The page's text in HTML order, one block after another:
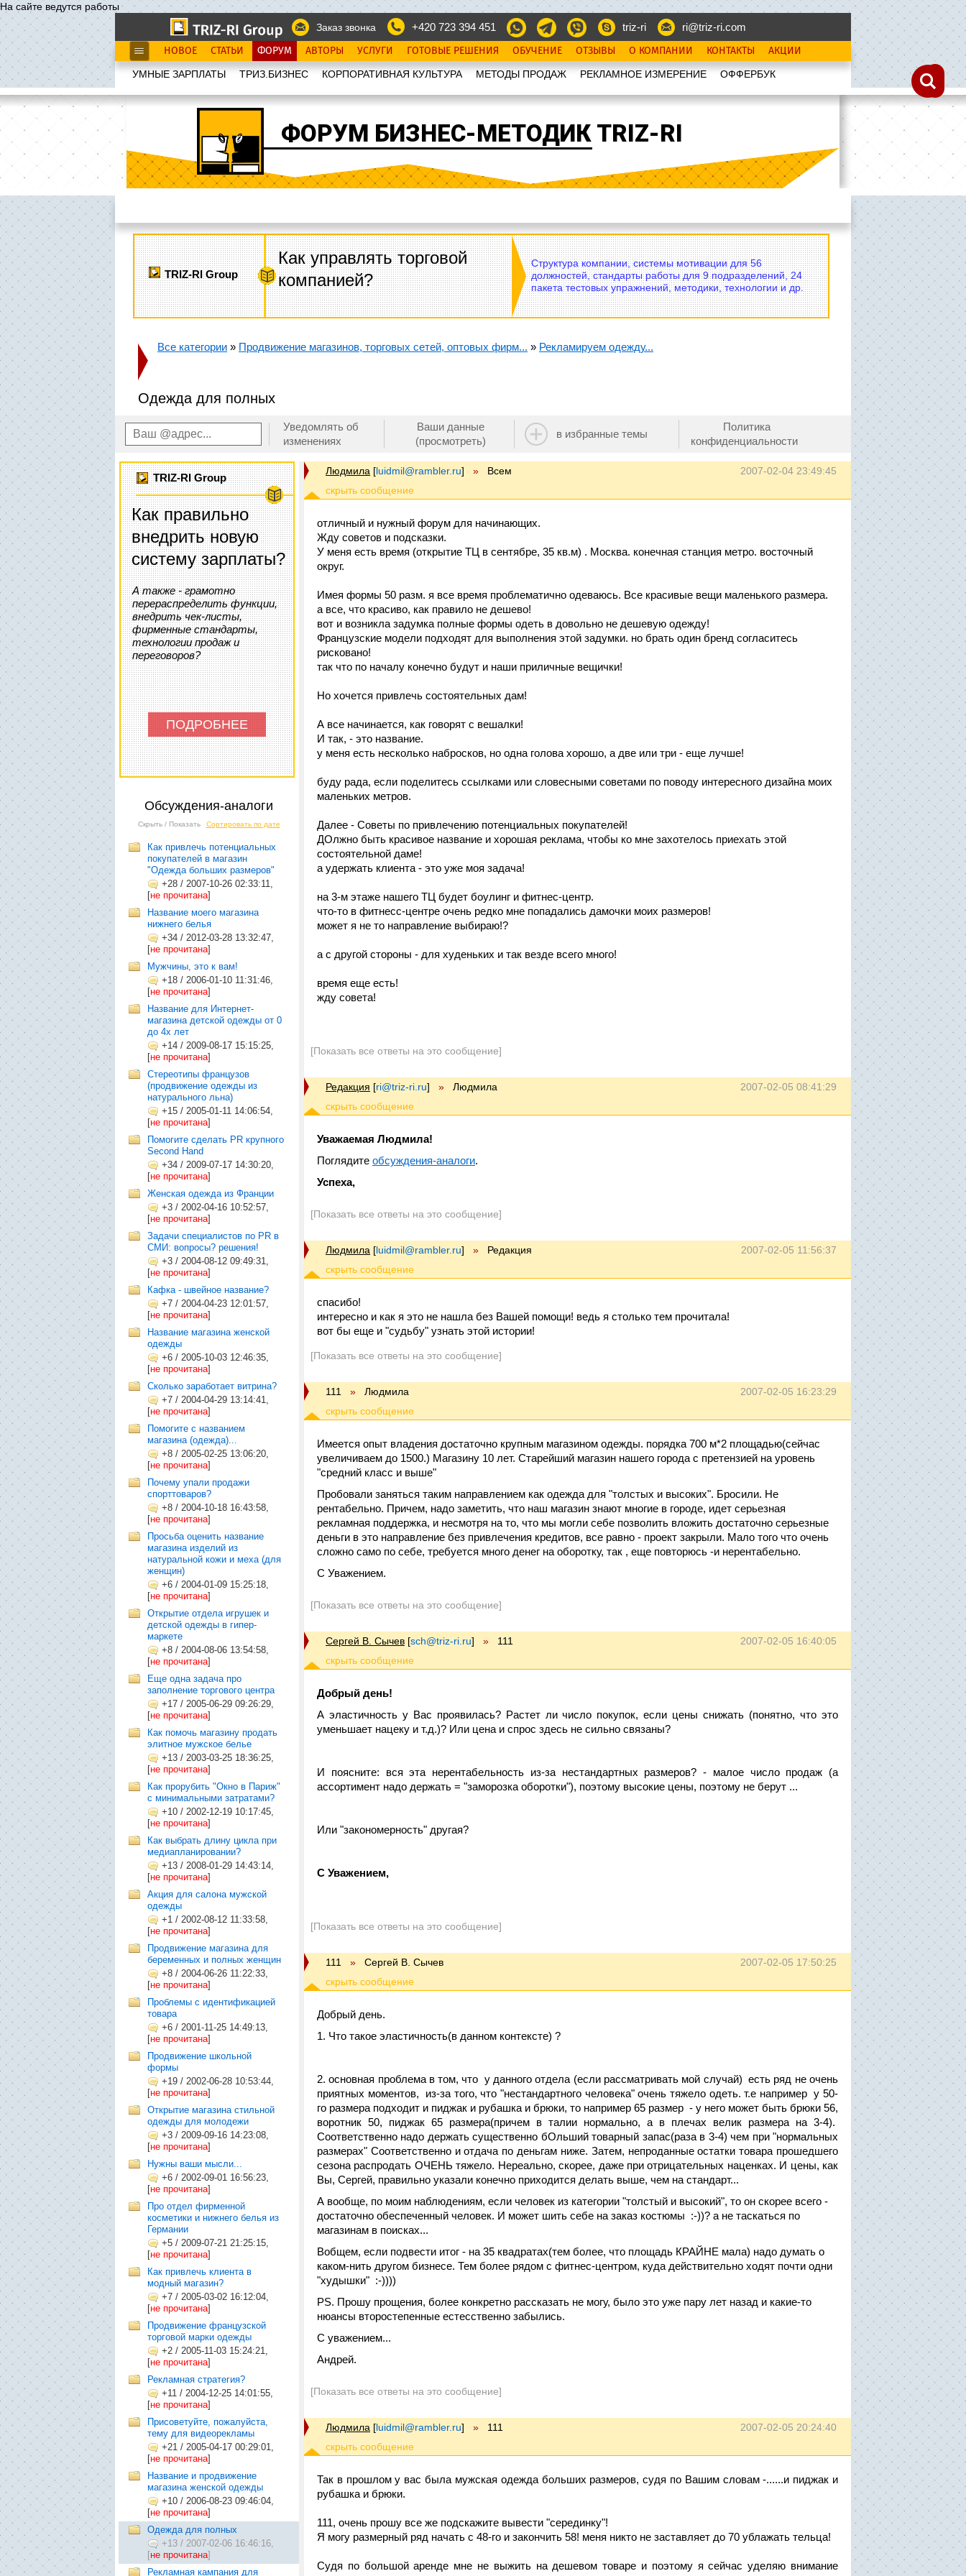
На сайте ведутся работы
Заказ звонка
+420 723 394 451 triz-ri ri@triz-ri.com
НОВОЕ СТАТЬИ ФОРУМ АВТОРЫ УСЛУГИ ГОТОВЫЕ РЕШЕНИЯ ОБУЧЕНИЕ ОТЗЫВЫ О КОМПАНИИ КОНТАКТЫ АКЦИИ
УМНЫЕ ЗАРПЛАТЫ ТРИЗ.БИЗНЕС КОРПОРАТИВНАЯ КУЛЬТУРА МЕТОДЫ ПРОДАЖ РЕКЛАМНОЕ ИЗМЕРЕНИЕ OФФЕРБУК
ФОРУМ БИЗНЕС-МЕТОДИК TRIZ-RI
TRIZ-RI Group
Как управлять торговой
компанией?
Структура компании, системы мотивации для 56
должностей, стандарты работы для 9 подразделений, 24
пакета тестовых упражнений, методики, технологии и др.
Все категории » Продвижение магазинов, торговых сетей, оптовых фирм... » Рекламируем одежду...
Одежда для полных
Уведомлять об
изменениях
Ваши данные
(просмотреть)
в избранные темы
Политика
конфиденциальности
TRIZ-RI Group
Как правильно
внедрить новую
систему зарплаты?
А также - грамотно
перераспределить функции,
внедрить чек-листы,
фирменные стандарты,
технологии продаж и
переговоров?
ПОДРОБНЕЕ
Обсуждения-аналоги
Скрыть / Показать Сортировать по дате
Как привлечь потенциальных
покупателей в магазин
"Одежда больших размеров"
+28 / 2007-10-26 02:33:11,
[не прочитана]
Название моего магазина
нижнего белья
+34 / 2012-03-28 13:32:47,
[не прочитана]
Мужчины, это к вам!
+18 / 2006-01-10 11:31:46,
[не прочитана]
Название для Интернет-
магазина детской одежды от 0
до 4х лет
+14 / 2009-08-17 15:15:25,
[не прочитана]
Стереотипы французов
(продвижение одежды из
натурального льна)
+15 / 2005-01-11 14:06:54,
[не прочитана]
Помогите сделать PR крупного
Second Hand
+34 / 2009-07-17 14:30:20,
[не прочитана]
Женская одежда из Франции
+3 / 2002-04-16 10:52:57,
[не прочитана]
Задачи специалистов по PR в
СМИ: вопросы? решения!
+3 / 2004-08-12 09:49:31,
[не прочитана]
Кафка - швейное название?
+7 / 2004-04-23 12:01:57,
[не прочитана]
Название магазина женской
одежды
+6 / 2005-10-03 12:46:35,
[не прочитана]
Сколько заработает витрина?
+7 / 2004-04-29 13:14:41,
[не прочитана]
Помогите с названием
магазина (одежда)...
+8 / 2005-02-25 13:06:20,
[не прочитана]
Почему упали продажи
спорттоваров?
+8 / 2004-10-18 16:43:58,
[не прочитана]
Просьба оценить название
магазина изделий из
натуральной кожи и меха (для
женщин)
+6 / 2004-01-09 15:25:18,
[не прочитана]
Открытие отдела игрушек и
детской одежды в гипер-
маркете
+8 / 2004-08-06 13:54:58,
[не прочитана]
Еще одна задача про
заполнение торгового центра
+17 / 2005-06-29 09:26:29,
[не прочитана]
Как помочь магазину продать
элитное мужское белье
+13 / 2003-03-25 18:36:25,
[не прочитана]
Как прорубить "Окно в Париж"
с минимальными затратами?
+10 / 2002-12-19 10:17:45,
[не прочитана]
Как выбрать длину цикла при
медиапланировании?
+13 / 2008-01-29 14:43:14,
[не прочитана]
Акция для салона мужской
одежды
+1 / 2002-08-12 11:33:58,
[не прочитана]
Продвижение магазина для
беременных и полных женщин
+8 / 2004-06-26 11:22:33,
[не прочитана]
Проблемы с идентификацией
товара
+6 / 2001-11-25 14:49:13,
[не прочитана]
Продвижение школьной
формы
+19 / 2002-06-28 10:53:44,
[не прочитана]
Открытие магазина стильной
одежды для молодежи
+3 / 2009-09-16 14:23:08,
[не прочитана]
Нужны ваши мысли...
+6 / 2002-09-01 16:56:23,
[не прочитана]
Про отдел фирменной
косметики и нижнего белья из
Германии
+5 / 2009-07-21 21:25:15,
[не прочитана]
Как привлечь клиента в
модный магазин?
+7 / 2005-03-02 16:12:04,
[не прочитана]
Продвижение французской
торговой марки одежды
+2 / 2005-11-03 15:24:21,
[не прочитана]
Рекламная стратегия?
+11 / 2004-12-25 14:01:55,
[не прочитана]
Присоветуйте, пожалуйста,
тему для видеорекламы
+21 / 2005-04-17 00:29:01,
[не прочитана]
Название и продвижение
магазина женской одежды
+10 / 2006-08-23 09:46:04,
[не прочитана]
Одежда для полных
+13 / 2007-02-06 16:46:16,
[не прочитана]
Рекламная кампания для
2007-02-04 23:49:45
Людмила [luidmil@rambler.ru] » Всем
отличный и нужный форум для начинающих.
Жду советов и подсказки.
У меня есть время (открытие ТЦ в сентябре, 35 кв.м) . Москва. конечная станция метро. восточный
округ.
Имея формы 50 разм. я все время проблематично одеваюсь. Все красивые вещи маленького размера.
а все, что красиво, как правило не дешево!
вот и возникла задумка полные формы одеть в довольно не дешевую одежду!
Французские модели подходят для выполнения этой задумки. но брать один бренд согласитесь
рисковано!
так что по началу конечно будут и наши приличные вещички!
Но хочется привлечь состоятельных дам!
А все начинается, как говорят с вешалки!
И так, - это название.
у меня есть несколько набросков, но одна голова хорошо, а две или три - еще лучше!
буду рада, если поделитесь ссылками или словесными советами по поводу интересного дизайна моих
маленьких метров.
Далее - Советы по привлечению потенциальных покупателей!
ДОлжно быть красивое название и хорошая реклама, чтобы ко мне захотелось приехать этой
состоятельной даме!
а удержать клиента - это уже моя задача!
на 3-м этаже нашего ТЦ будет боулинг и фитнес-центр.
что-то в фитнесс-центре очень редко мне попадались дамочки моих размеров!
может я не то направление выбираю!?
а с другой стороны - для худеньких и так везде всего много!
время еще есть!
жду совета!
[Показать все ответы на это сообщение]
2007-02-05 08:41:29
Редакция [ri@triz-ri.ru] » Людмила
Уважаемая Людмила!
Поглядите обсуждения-аналоги.
Успеха,
[Показать все ответы на это сообщение]
2007-02-05 11:56:37
Людмила [luidmil@rambler.ru] » Редакция
спасибо!
интересно и как я это не нашла без Вашей помощи! ведь я столько тем прочитала!
вот бы еще и "судьбу" узнать этой истории!
[Показать все ответы на это сообщение]
2007-02-05 16:23:29
111 » Людмила
Имеется опыт владения достаточно крупным магазином одежды. порядка 700 м*2 площадью(сейчас
увеличиваем до 1500.) Магазину 10 лет. Старейший магазин нашего города с претензией на уровень
"средний класс и выше"
Пробовали заняться таким направлением как одежда для "толстых и высоких". Бросили. Не
рентабельно. Причем, надо заметить, что наш магазин знают многие в городе, идет серьезная
рекламная поддержка, и несмотря на то, что мы могли себе позволить вложить достаточно серьезные
деньги в это направление без привлечения кредитов, все равно - проект закрыли. Мало того что очень
сложно само по себе, требуется много денег на оборотку, так , еще повторюсь -и нерентабельно.
С Уважением.
[Показать все ответы на это сообщение]
2007-02-05 16:40:05
Сергей В. Сычев [sch@triz-ri.ru] » 111
Добрый день!
А эластичность у Вас проявилась? Растет ли число покупок, если цены снижать (понятно, что это
уменьшает нацеку и т.д.)? Или цена и спрос здесь не сильно связаны?
И поясните: вся эта нерентабельность из-за нестандартных размеров? - малое число продаж (а
ассортимент надо держать = "заморозка оборотки"), поэтому высокие цены, поэтому не берут ...
Или "закономерность" другая?
С Уважением,
[Показать все ответы на это сообщение]
2007-02-05 17:50:25
111 » Cергей В. Сычев
Добрый день.
1. Что такое эластичность(в данном контексте) ?
2. основная проблема в том, что у данного отдела (если рассматривать мой случай) есть ряд не очень
приятных моментов, из-за того, что "нестандартного человека" очень тяжело одеть. т.е например у 50-
го размера подходит и пиджак и рубашка и брюки, то например 65 размер - у него может быть брюки 56,
воротник 50, пиджак 65 размера(причем в талии нормально, а в плечах велик размера на 3-4).
Соответственно надо держать существенно бОльший товарный запас(раза в 3-4) чем при "нормальных
размерах" Соответственно и отдача по деньгам ниже. Затем, непроданные остатки товара прошедшего
сезона распродать ОЧЕНЬ тяжело. Нереально, скорее, даже при отрицательных наценках. И цены, как
Вы, Сергей, правильно указали конечно приходится делать выше, чем на стандарт...
А вообще, по моим наблюдениям, если человек из категории "толстый и высокий", то он скорее всего -
достаточно обеспеченный человек. И может шить себе на заказ костюмы :-))? а не таскаться по
магазинам в поисках...
Вобщем, если подвести итог - на 35 квадратах(тем более, что площадь КРАЙНЕ мала) надо думать о
каком-нить другом бизнесе. Тем более рядом с фитнес-центром, куда действительно ходят почти одни
"худышки" :-))))
PS. Прошу прощения, более конкретно рассказать не могу, было это уже пару лет назад и какие-то
нюансы второстепенные естесственно забылись.
С уважением...
Андрей.
[Показать все ответы на это сообщение]
2007-02-05 20:24:40
Людмила [luidmil@rambler.ru] » 111
Так в прошлом у вас была мужская одежда больших размеров, судя по Вашим словам -......и пиджак и
рубашка и брюки.
111, очень прошу все же подскажите вывести "серединку"!
Я могу размерный ряд начать с 48-го и закончить 58! меня никто не заставляет до 70 ублажать тельца!
Судя по большой аренде мне не выжить на дешевом товаре и поэтому я сейчас уделяю внимание